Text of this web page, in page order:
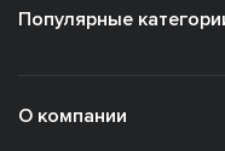
Популярные
О компании